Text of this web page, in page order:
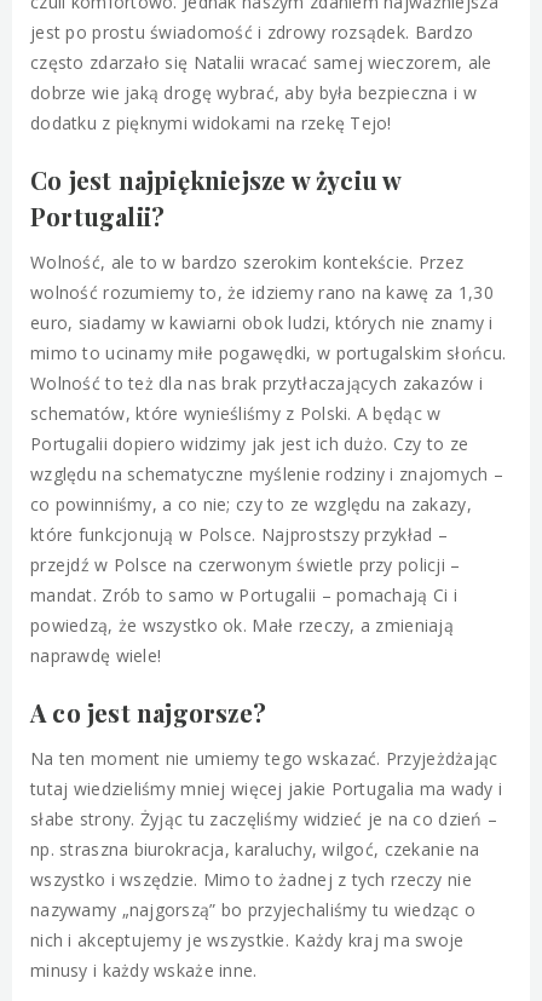
jest po prostu świadomość i zdrowy rozsądek. Bardzo
często zdarzało się Natalii wracać samej wieczorem, ale
dobrze wie jaką drogę wybrać, aby była bezpieczna i w
dodatku z pięknymi widokami na rzekę Tejo!
Co jest najpiękniejsze w życiu w
Portugalii?
Wolność, ale to w bardzo szerokim kontekście. Przez
wolność rozumiemy to, że idziemy rano na kawę za 1,30
euro, siadamy w kawiarni obok ludzi, których nie znamy i
mimo to ucinamy miłe pogawędki, w portugalskim słońcu.
Wolność to też dla nas brak przytłaczających zakazów i
schematów, które wynieśliśmy z Polski. A będąc w
Portugalii dopiero widzimy jak jest ich dużo. Czy to ze
względu na schematyczne myślenie rodziny i znajomych –
co powinniśmy, a co nie; czy to ze względu na zakazy,
które funkcjonują w Polsce. Najprostszy przykład –
przejdź w Polsce na czerwonym świetle przy policji –
mandat. Zrób to samo w Portugalii – pomachają Ci i
powiedzą, że wszystko ok. Małe rzeczy, a zmieniają
naprawdę wiele!
A co jest najgorsze?
Na ten moment nie umiemy tego wskazać. Przyjeżdżając
tutaj wiedzieliśmy mniej więcej jakie Portugalia ma wady i
słabe strony. Żyjąc tu zaczęliśmy widzieć je na co dzień –
np. straszna biurokracja, karaluchy, wilgoć, czekanie na
wszystko i wszędzie. Mimo to żadnej z tych rzeczy nie
nazywamy „najgorszą” bo przyjechaliśmy tu wiedząc o
nich i akceptujemy je wszystkie. Każdy kraj ma swoje
minusy i każdy wskaże inne.